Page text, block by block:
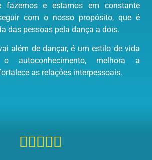
fazemos e estamos em constante
com o nosso propósito, que é
das pessoas pela dança a dois.
além de dançar, é um estilo de vida
autoconhecimento, melhora a
as relações interpessoais.
